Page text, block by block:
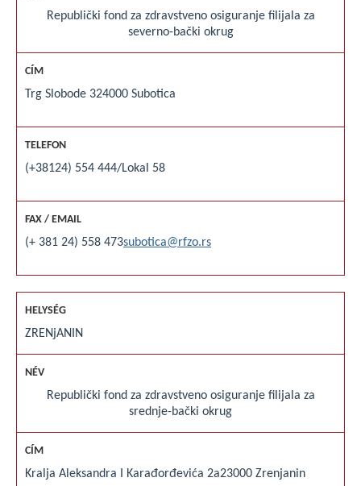
Republički fond za zdravstveno osiguranje filijala za
severno-bački okrug
Trg Slobode 324000 Subotica
(+38124) 554 444/Lokal 58
(+ 381 24) 558 473subotica@rfzo.rs
ZRENjANIN
Republički fond za zdravstveno osiguranje filijala za
srednje-bački okrug
Kralja Aleksandra I Karađorđevića 2a23000 Zrenjanin